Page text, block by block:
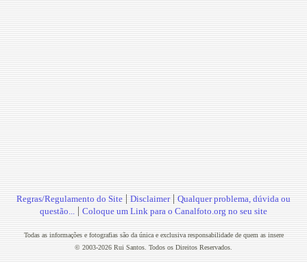
Regras/Regulamento do Site | Disclaimer| Qualquer problema, dúvida ou
questão... | Coloque um Link para o Canalfoto.org no seu site
Todas as informações e fotografias são da única e exclusiva responsabilidade de quem as insere
© 2003-2026 Rui Santos. Todos os Direitos Reservados.